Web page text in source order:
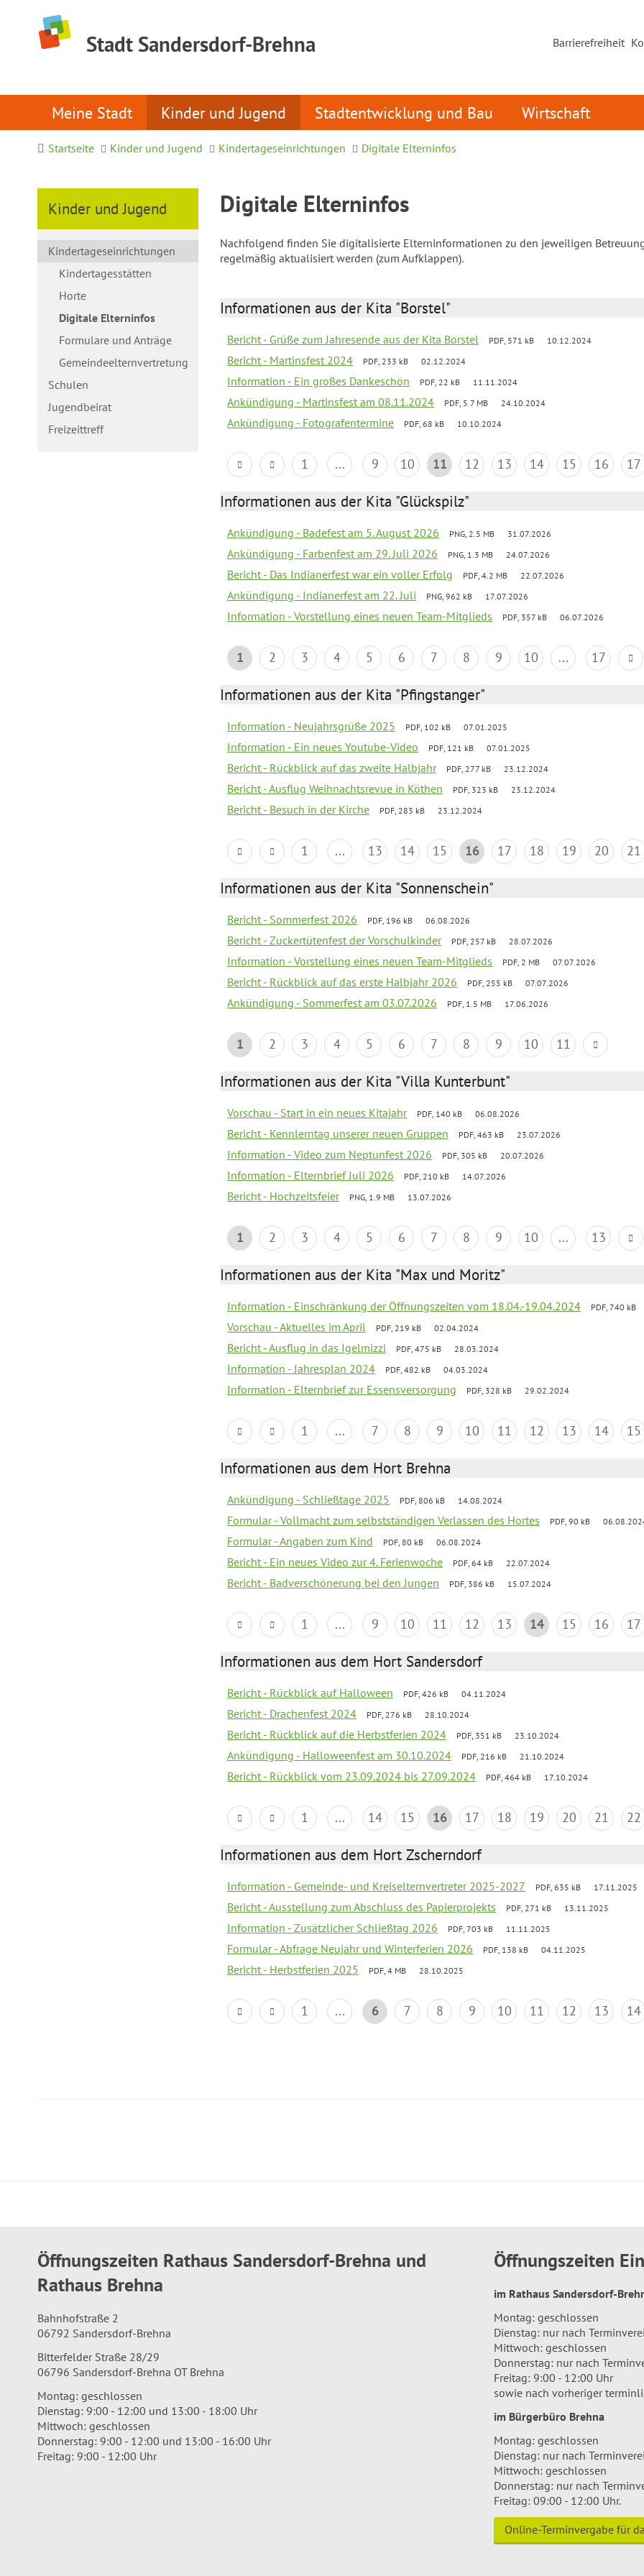
Stadt Sandersdorf-Brehna Barrierefreiheit
Meine Stadt Kinder und Jugend Stadtentwicklung und Bau Wirtschaft
Startseite Kinder und Jugend Kindertageseinrichtungen Digitale Elterninfos
Kinder und Jugend
Kindertageseinrichtungen
Kindertagesstätten
Horte
Digitale Elterninfos
Formulare und Anträge
Gemeindeelternvertretung
Schulen
Jugendbeirat
Freizeittreff
Digitale Elterninfos
Nachfolgend finden Sie digitalisierte Elterninformationen zu den jeweiligen
regelmäßig aktualisiert werden (zum Aufklappen).
Informationen aus der Kita "Borstel"
Bericht - Grüße zum Jahresende aus der Kita Borstel PDF, 571 kB 10.12.2024
Bericht - Martinsfest 2024 PDF, 233 kB 02.12.2024
Information - Ein großes Dankeschön PDF, 22 kB 11.11.2024
Ankündigung - Martinsfest am 08.11.2024 PDF, 5.7 MB 24.10.2024
Ankündigung - Fotografentermine PDF, 68 kB 10.10.2024
1 ... 9 10 11 12 13 14 15 16 17
Informationen aus der Kita "Glückspilz"
Ankündigung - Badefest am 5. August 2026 PNG, 2.5 MB 31.07.2026
Ankündigung - Farbenfest am 29. Juli 2026 PNG, 1.3 MB 24.07.2026
Bericht - Das Indianerfest war ein voller Erfolg PDF, 4.2 MB 22.07.2026
Ankündigung - Indianerfest am 22. Juli PNG, 962 kB 17.07.2026
Information - Vorstellung eines neuen Team-Mitglieds PDF, 357 kB 06.07.2026
1 2 3 4 5 6 7 8 9 10 ... 17
Informationen aus der Kita "Pfingstanger"
Information - Neujahrsgrüße 2025 PDF, 102 kB 07.01.2025
Information - Ein neues Youtube-Video PDF, 121 kB 07.01.2025
Bericht - Rückblick auf das zweite Halbjahr PDF, 277 kB 23.12.2024
Bericht - Ausflug Weihnachtsrevue in Köthen PDF, 323 kB 23.12.2024
Bericht - Besuch in der Kirche PDF, 283 kB 23.12.2024
1 ... 13 14 15 16 17 18 19 20 21
Informationen aus der Kita "Sonnenschein"
Bericht - Sommerfest 2026 PDF, 196 kB 06.08.2026
Bericht - Zuckertütenfest der Vorschulkinder PDF, 257 kB 28.07.2026
Information - Vorstellung eines neuen Team-Mitglieds PDF, 2 MB 07.07.2026
Bericht - Rückblick auf das erste Halbjahr 2026 PDF, 255 kB 07.07.2026
Ankündigung - Sommerfest am 03.07.2026 PDF, 1.5 MB 17.06.2026
1 2 3 4 5 6 7 8 9 10 11
Informationen aus der Kita "Villa Kunterbunt"
Vorschau - Start in ein neues Kitajahr PDF, 140 kB 06.08.2026
Bericht - Kennlerntag unserer neuen Gruppen PDF, 463 kB 23.07.2026
Information - Video zum Neptunfest 2026 PDF, 305 kB 20.07.2026
Information - Elternbrief Juli 2026 PDF, 210 kB 14.07.2026
Bericht - Hochzeitsfeier PNG, 1.9 MB 13.07.2026
1 2 3 4 5 6 7 8 9 10 ... 13
Informationen aus der Kita "Max und Moritz"
Information - Einschränkung der Öffnungszeiten vom 18.04.-19.04.2024 PDF, 740 kB
Vorschau - Aktuelles im April PDF, 219 kB 02.04.2024
Bericht - Ausflug in das Igelmizzi PDF, 475 kB 28.03.2024
Information - Jahresplan 2024 PDF, 482 kB 04.03.2024
Information - Elternbrief zur Essensversorgung PDF, 328 kB 29.02.2024
1 ... 7 8 9 10 11 12 13 14 15
Informationen aus dem Hort Brehna
Ankündigung - Schließtage 2025 PDF, 806 kB 14.08.2024
Formular - Vollmacht zum selbstständigen Verlassen des Hortes PDF, 90 kB
Formular - Angaben zum Kind PDF, 80 kB 06.08.2024
Bericht - Ein neues Video zur 4. Ferienwoche PDF, 64 kB 22.07.2024
Bericht - Badverschönerung bei den Jungen PDF, 386 kB 15.07.2024
1 ... 9 10 11 12 13 14 15 16 17
Informationen aus dem Hort Sandersdorf
Bericht - Rückblick auf Halloween PDF, 426 kB 04.11.2024
Bericht - Drachenfest 2024 PDF, 276 kB 28.10.2024
Bericht - Rückblick auf die Herbstferien 2024 PDF, 351 kB 23.10.2024
Ankündigung - Halloweenfest am 30.10.2024 PDF, 216 kB 21.10.2024
Bericht - Rückblick vom 23.09.2024 bis 27.09.2024 PDF, 464 kB 17.10.2024
1 ... 14 15 16 17 18 19 20 21 22
Informationen aus dem Hort Zscherndorf
Information - Gemeinde- und Kreiselternvertreter 2025-2027 PDF, 635 kB 17.11.2025
Bericht - Ausstellung zum Abschluss des Papierprojekts PDF, 271 kB 13.11.2025
Information - Zusätzlicher Schließtag 2026 PDF, 703 kB 11.11.2025
Formular - Abfrage Neujahr und Winterferien 2026 PDF, 138 kB 04.11.2025
Bericht - Herbstferien 2025 PDF, 4 MB 28.10.2025
1 ... 6 7 8 9 10 11 12 13 14
Öffnungszeiten Rathaus Sandersdorf-Brehna und
Rathaus Brehna
Bahnhofstraße 2
06792 Sandersdorf-Brehna
Bitterfelder Straße 28/29
06796 Sandersdorf-Brehna OT Brehna
Montag: geschlossen
Dienstag: 9:00 - 12:00 und 13:00 - 18:00 Uhr
Mittwoch: geschlossen
Donnerstag: 9:00 - 12:00 und 13:00 - 16:00 Uhr
Freitag: 9:00 - 12:00 Uhr
Öffnungszeiten
im Rathaus Sandersdorf-
Montag: geschlossen
Dienstag: nur nach
Mittwoch: geschlossen
Donnerstag: nur nach
Freitag: 9:00 - 12:00 Uhr
sowie nach vorheriger
im Bürgerbüro Brehna
Montag: geschlossen
Dienstag: nur nach
Mittwoch: geschlossen
Donnerstag: nur nach
Freitag: 09:00 - 12:00 Uhr.
Online-Terminvergabe für